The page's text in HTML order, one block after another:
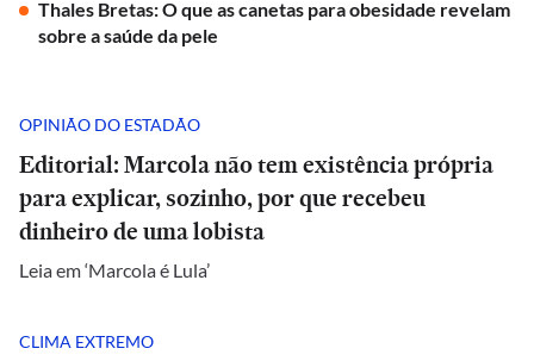
Thales Bretas: O que as canetas para obesidade revelam
sobre a saúde da pele
OPINIÃO DO ESTADÃO
Editorial: Marcola não tem existência própria
para explicar, sozinho, por que recebeu
dinheiro de uma lobista
Leia em ‘Marcola é Lula’
CLIMA EXTREMO